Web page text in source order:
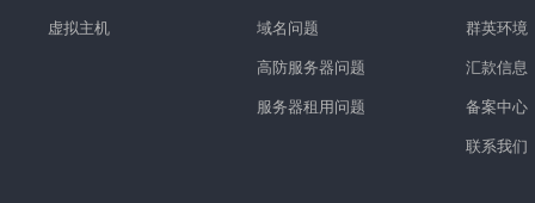
虚拟主机
域名问题
高防服务器问题
服务器租用问题
群英环境
汇款信息
备案中心
联系我们